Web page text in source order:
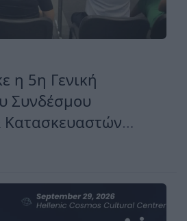
η 5η Γενική
Συνδέσμου